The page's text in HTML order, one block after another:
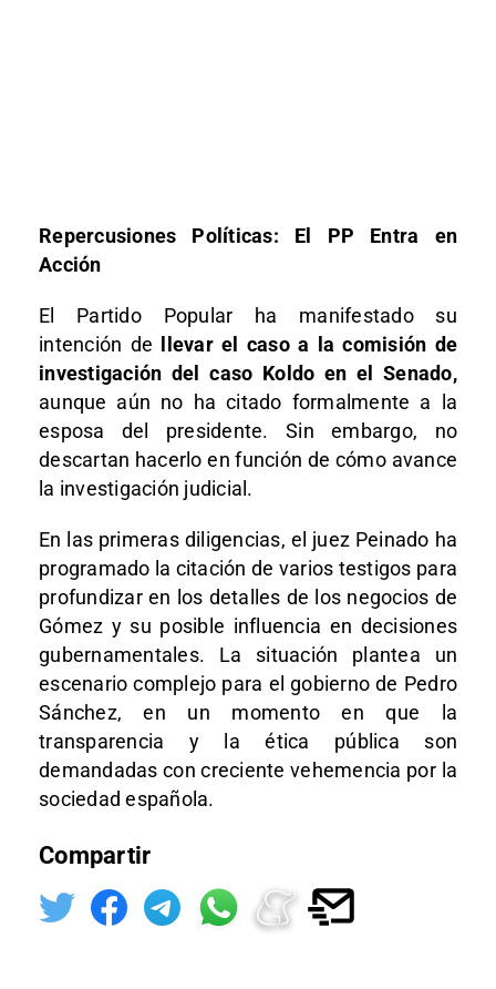
Repercusiones Políticas: El PP Entra en
Acción
El Partido Popular ha manifestado su
intención de
llevar el caso a la comisión de
investigación del caso Koldo en el Senado,
aunque aún no ha citado formalmente a la
esposa del presidente. Sin embargo, no
descartan hacerlo en función de cómo avance
la investigación judicial.
En las primeras diligencias, el juez Peinado ha
programado la citación de varios testigos para
profundizar en los detalles de los negocios de
Gómez y su posible influencia en decisiones
gubernamentales. La situación plantea un
escenario complejo para el gobierno de Pedro
Sánchez, en un momento en que la
transparencia y la ética pública son
demandadas con creciente vehemencia por la
sociedad española.
Compartir